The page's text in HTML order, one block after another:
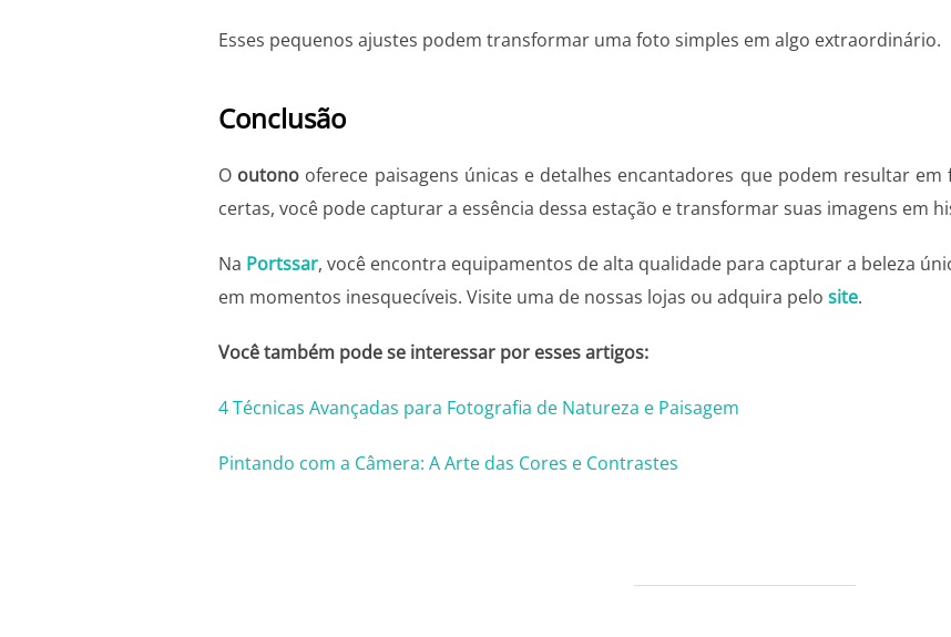
Esses pequenos ajustes podem transformar uma foto simples em algo extraordinário.
Conclusão
O outono oferece paisagens únicas e detalhes encantadores que podem resultar
certas, você pode capturar a essência dessa estação e transformar suas imagens em
Na Portssar, você encontra equipamentos de alta qualidade para capturar a beleza
em momentos inesquecíveis. Visite uma de nossas lojas ou adquira pelo site.
Você também pode se interessar por esses artigos:
4 Técnicas Avançadas para Fotografia de Natureza e Paisagem
Pintando com a Câmera: A Arte das Cores e Contrastes